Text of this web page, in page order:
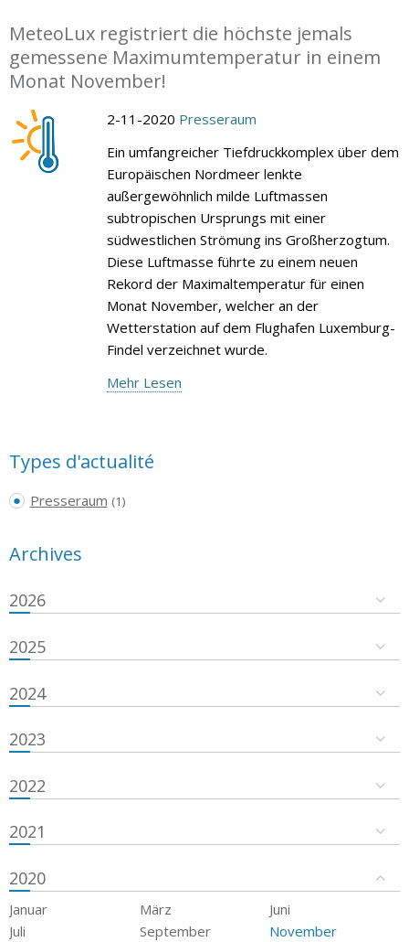
MeteoLux registriert die höchste jemals
gemessene Maximumtemperatur in einem
Monat November!
2-11-2020 Presseraum
Ein umfangreicher Tiefdruckkomplex über dem
Europäischen Nordmeer lenkte
außergewöhnlich milde Luftmassen
subtropischen Ursprungs mit einer
südwestlichen Strömung ins Großherzogtum.
Diese Luftmasse führte zu einem neuen
Rekord der Maximaltemperatur für einen
Monat November, welcher an der
Wetterstation auf dem Flughafen Luxemburg-
Findel verzeichnet wurde.
Mehr Lesen
Types d'actualité
Presseraum (1)
Archives
2026
2025
2024
2023
2022
2021
2020
Januar März
Juni
Juli
September
November